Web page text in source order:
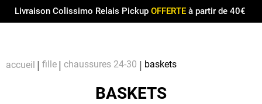
Livraison Colissimo Relais Pickup OFFERTEà partir de 40€
accueil fille chaussures 24-30 baskets
BASKETS